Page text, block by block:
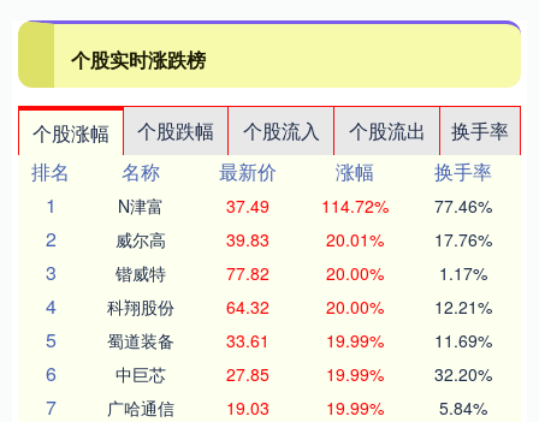
个股实时涨跌榜
个股涨幅 个股跌幅 个股流入 个股流出
换手率
排名
名称 最新价 涨幅
换手率
1
N津富 37.49 114.72% 77.46%
2 威尔高 39.83 20.01% 17.76%
3 锴威特 77.82 20.00% 1.17%
4 科翔股份 64.32 20.00% 12.21%
5 蜀道装备 33.61 19.99% 11.69%
6 中巨芯 27.85 19.99% 32.20%
7 广哈通信 19.03 19.99% 5.84%